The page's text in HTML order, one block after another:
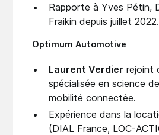
Rapporte à Yves Pétin,
Fraikin depuis juillet 2022.
Optimum Automotive
Laurent Verdier rejoint
spécialisée en science
mobilité connectée.
Expérience dans la
(DIAL France, LOC-